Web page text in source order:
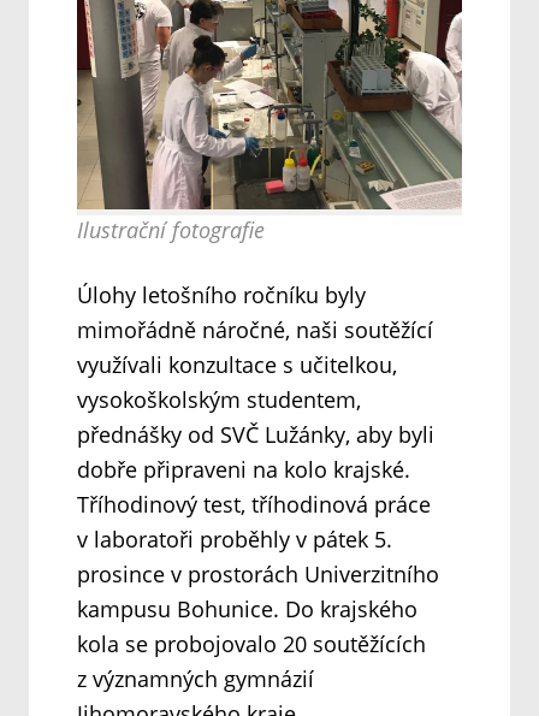
Ilustrační fotografie
Úlohy letošního ročníku byly
mimořádně náročné, naši soutěžící
využívali konzultace s učitelkou,
vysokoškolským studentem,
přednášky od SVČ Lužánky, aby byli
dobře připraveni na kolo krajské.
Tříhodinový test, tříhodinová práce
v laboratoři proběhly v pátek 5.
prosince v prostorách Univerzitního
kampusu Bohunice. Do krajského
kola se probojovalo 20 soutěžících
z významných gymnázií